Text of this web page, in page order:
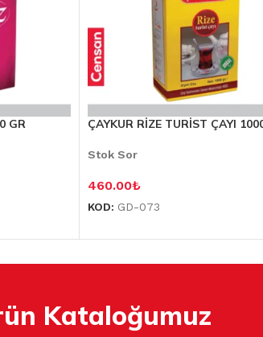
GR ÇAYKUR RİZE TURİST ÇAYI
Stok Sor
460.00₺
KOD: GD-073
Kataloğumuz